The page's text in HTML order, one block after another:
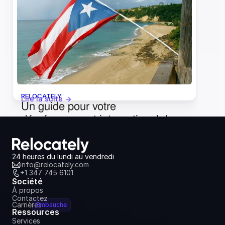
RELOCATELY
Un guide pour votre
déménagement international des
18 juin 2024
Lire la suite ->
24 heures du lundi au vendredi
info@relocately.com
+1 347 745 6101
Société
À propos
Contactez
CarrièresEmbauche
Ressources
Services